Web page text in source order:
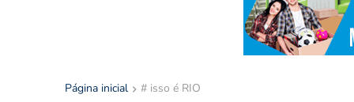
Página inicial # isso é RIO